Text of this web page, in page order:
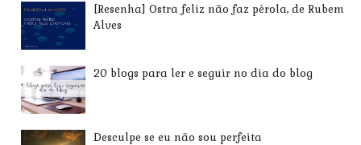
[Resenha] Ostra feliz não faz pérola, de Rubem
Alves
20 blogs para ler e seguir no dia do blog
Desculpe se eu não sou perfeita